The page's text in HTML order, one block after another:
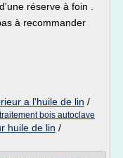
réserve à foin .
à recommander
a l'huile de lin /
traitement bois autoclave
huile de lin /